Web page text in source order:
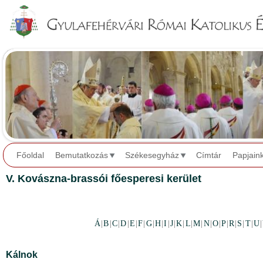
Főoldal Bemutatkozás Székesegyház Címtár
V. Kovászna-brassói főesperesi kerület
Á |B C |D E |F G H |I J |K L |M N O |P R S T |U |
Kálnok